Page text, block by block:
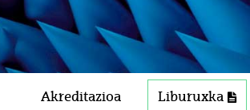
Akreditazioa Liburuxka